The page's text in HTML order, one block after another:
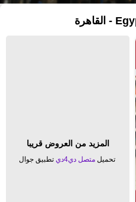
المزيد من العروض قريبا
تحميل متصل دي4دي تطبيق جوال